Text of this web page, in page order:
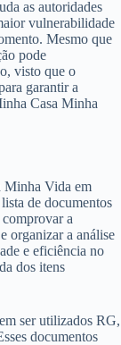
as autoridades
vulnerabilidade
Mesmo que
pode
visto que o
garantir a
Casa Minha
Minha Vida em
de documentos
a
organizar a análise
e eficiência no
dos itens
ser utilizados RG,
documentos